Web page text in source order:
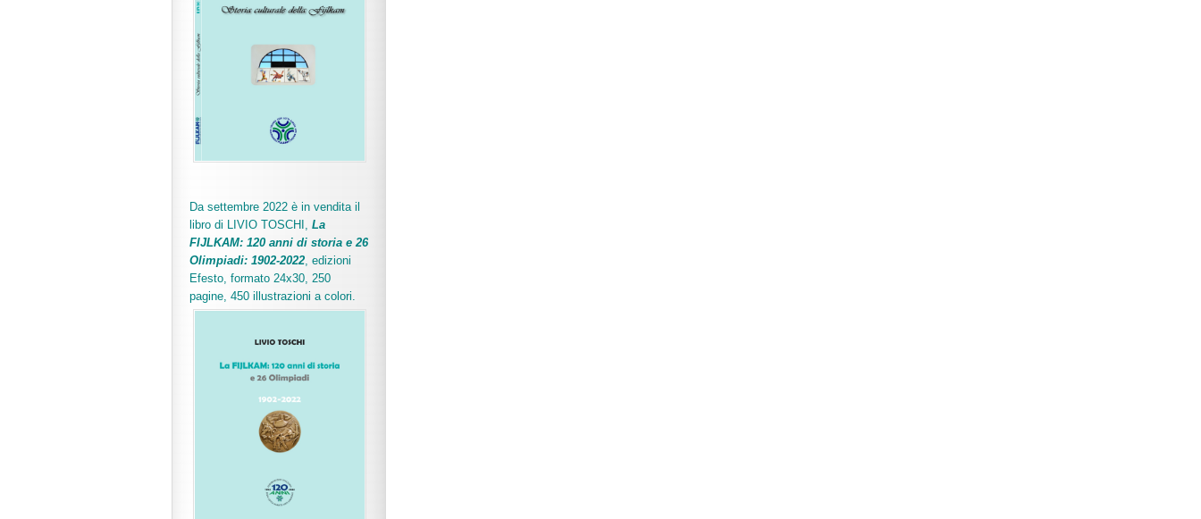
Da settembre 2022 è in vendita il
libro di LIVIO TOSCHI, La
FIJLKAM: 120 anni di storia e 26
Olimpiadi: 1902-2022, edizioni
Efesto, formato 24x30, 250
pagine, 450 illustrazioni a colori.